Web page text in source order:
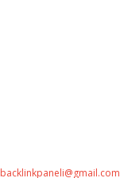
backlinkpaneli@gmail.com